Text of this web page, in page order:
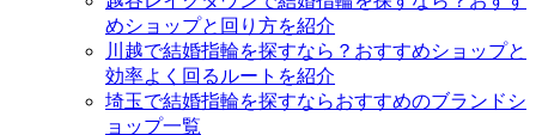
めショップと回り方を紹介
川越で結婚指輪を探すなら？おすすめショップと
効率よく回るルートを紹介
埼玉で結婚指輪を探すならおすすめのブランドシ
ョップ一覧